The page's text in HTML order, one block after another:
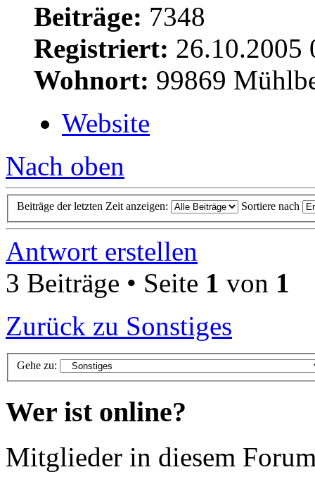
Beiträge: 7348
Registriert: 26.10.2005
Wohnort: 99869
Website
Nach oben
Beiträge der letzten Zeit anzeigen: Sortiere nach
Antwort erstellen
3 Beiträge • Seite 1 von 1
Zurück zu Sonstiges
Gehe zu:
Wer ist online?
Mitglieder in diesem